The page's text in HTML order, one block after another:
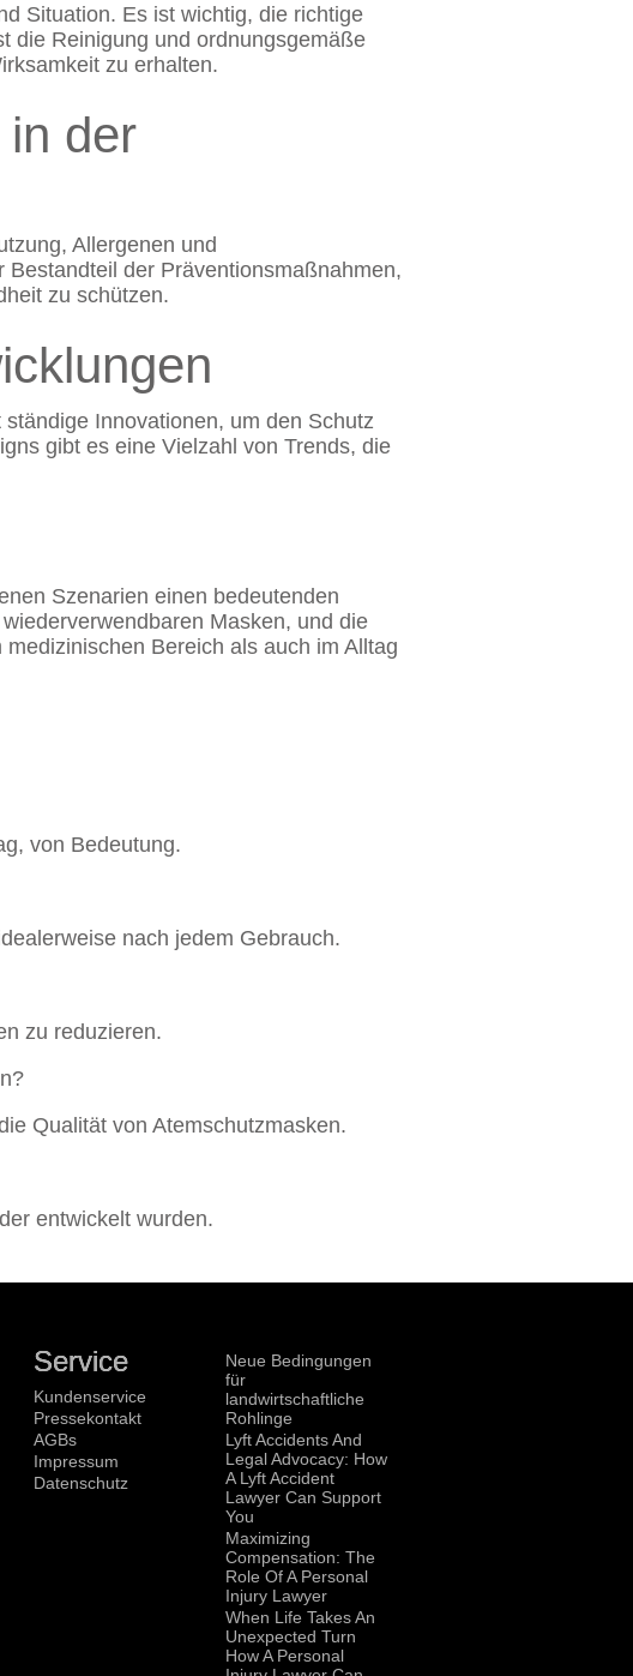
Situation. Es ist wichtig, die richtige
die Reinigung und ordnungsgemäße
zu erhalten.
der
Allergenen und
der Präventionsmaßnahmen,
zu schützen.
Innovationen, um den Schutz
gibt es eine Vielzahl von Trends, die
Szenarien einen bedeutenden
Masken, und die
Bereich als auch im Alltag
von Bedeutung.
nach jedem Gebrauch.
zu reduzieren.
Qualität von Atemschutzmasken.
entwickelt wurden.
Service
Kundenservice
Pressekontakt
AGBs
Impressum
Datenschutz
Neue Bedingungen
für
landwirtschaftliche
Rohlinge
Lyft Accidents And
Legal Advocacy: How
A Lyft Accident
Lawyer Can Support
You
Maximizing
Compensation: The
Role Of A Personal
Injury Lawyer
When Life Takes An
Unexpected Turn
How A Personal